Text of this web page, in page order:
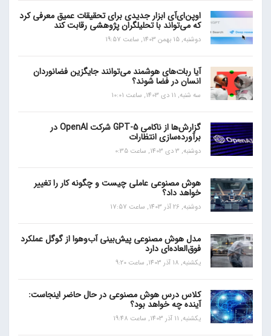
اوپن‌ای‌آی ابزار جدیدی برای تحقیقات عمیق معرفی کرد
که می‌تواند با تحلیلگران پژوهشی رقابت کند
دوشنبه, 15 بهمن 1403, ساعت 19:57
آیا ربات‌های هوشمند می‌توانند جایگزین فضانوردان
انسان در فضا شوند؟
سه شنبه, 11 دی 1403, ساعت 10:01
گزارش‌ها از ناکامی GPT-5 شرکت OpenAI در
برآورده‌سازی انتظارات
دوشنبه, 3 دی 1403, ساعت 0:35
هوش مصنوعی عاملی چیست و چگونه کار را تغییر
خواهد داد؟
دوشنبه, 26 آذر 1403, ساعت 17:57
مدل هوش مصنوعی پیش‌بینی آب‌و‌هوا از گوگل عملکرد
فوق‌العاده‌ای دارد
یکشنبه, 18 آذر 1403, ساعت 9:20
کلاس درس هوش مصنوعی در حال حاضر اینجاست:
آینده چه خواهد بود؟
یکشنبه, 11 آذر 1403, ساعت 19:48